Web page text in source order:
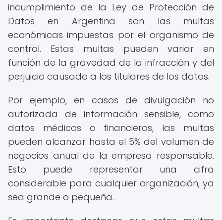
incumplimiento de la Ley de Protección de
Datos en Argentina son las multas
económicas impuestas por el organismo de
control. Estas multas pueden variar en
función de la gravedad de la infracción y del
perjuicio causado a los titulares de los datos.
Por ejemplo, en casos de divulgación no
autorizada de información sensible, como
datos médicos o financieros, las multas
pueden alcanzar hasta el 5% del volumen de
negocios anual de la empresa responsable.
Esto puede representar una cifra
considerable para cualquier organización, ya
sea grande o pequeña.